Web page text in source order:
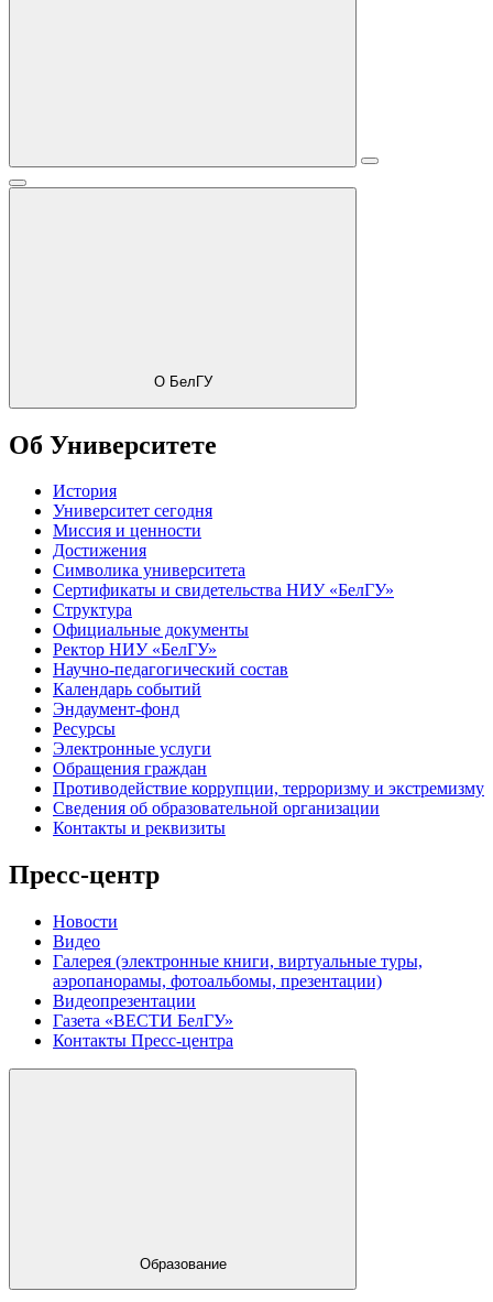
О БелГУ
Об Университете
История
Университет сегодня
Миссия и ценности
Достижения
Символика университета
Сертификаты и свидетельства НИУ «БелГУ»
Структура
Официальные документы
Ректор НИУ «БелГУ»
Научно-педагогический состав
Календарь событий
Эндаумент-фонд
Ресурсы
Электронные услуги
Обращения граждан
Противодействие коррупции, терроризму и экстремизму
Сведения об образовательной организации
Контакты и реквизиты
Пресс-центр
Новости
Видео
Галерея (электронные книги, виртуальные туры,
аэропанорамы, фотоальбомы, презентации)
Видеопрезентации
Газета «ВЕСТИ БелГУ»
Контакты Пресс-центра
Образование